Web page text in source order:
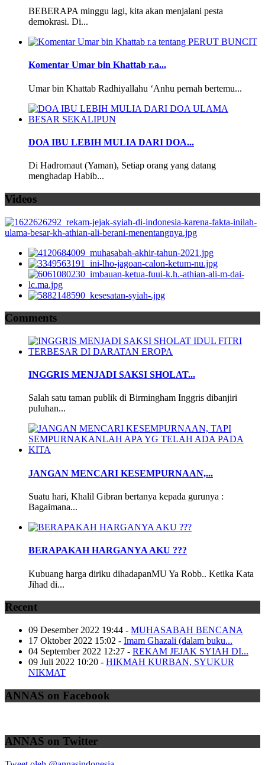
BEBERAPA minggu lagi, kita akan menjalani pesta
demokrasi. Di...
Komentar Umar bin Khattab r.a...
Umar bin Khattab Radhiyallahu ‘Anhu pernah bertemu...
DOA IBU LEBIH MULIA DARI DOA...
Di Hadromaut (Yaman), Setiap orang yang datang
menghadap Habib...
Videos
Comments
INGGRIS MENJADI SAKSI SHOLAT...
Salah satu taman publik di Birmingham Inggris dibanjiri
puluhan...
JANGAN MENCARI KESEMPURNAAN,...
Suatu hari, Khalil Gibran bertanya kepada gurunya :
Bagaimana...
BERAPAKAH HARGANYA AKU ???
Kubuang harga diriku dihadapanMU Ya Robb.. Ketika Kata
Jihad di...
Recent
09 Desember 2022 19:44 - MUHASABAH BENCANA
17 Oktober 2022 15:02 - Imam Ghazali (dalam buku...
04 September 2022 12:27 - REKAM JEJAK SYIAH DI...
09 Juli 2022 10:20 - HIKMAH KURBAN, SYUKUR
NIKMAT
ANNAS on Facebook
ANNAS on Twitter